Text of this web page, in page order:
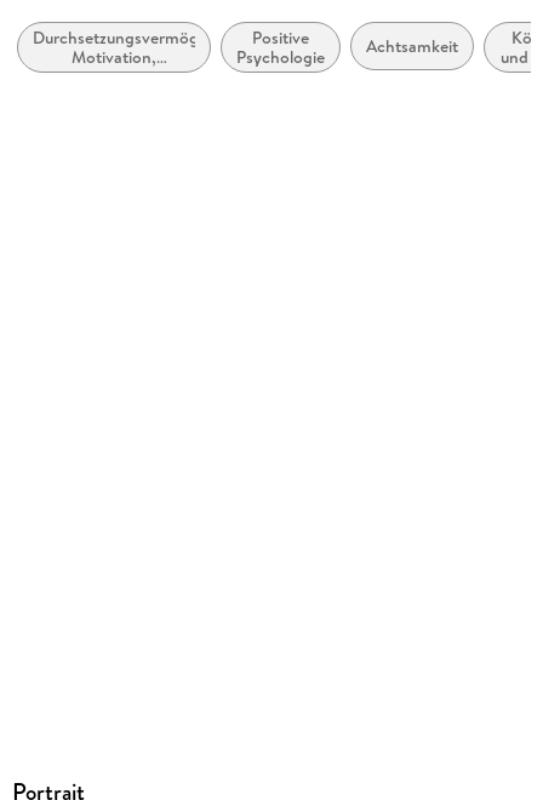
Verlag/Hersteller
GABAL Verlag
Durchsetzungsvermögen,
Motivation,
Selbstwertgefühl und
Positive
Psychologie
Achtsamkeit
und
Portrait